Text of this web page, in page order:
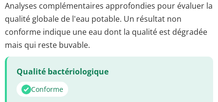
Analyses complémentaires approfondies pour évaluer la
qualité globale de l'eau potable. Un résultat non
conforme indique une eau dont la qualité est dégradée
mais qui reste buvable.
Qualité bactériologique
Conforme